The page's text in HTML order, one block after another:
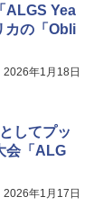
ALGS Yea
カの「Obli
2026年1月18日
してプッ
会「ALG
2026年1月17日